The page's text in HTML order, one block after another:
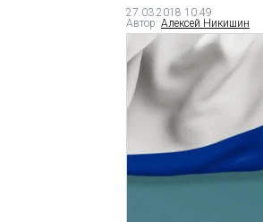
27.03.2018 10:49
Автор: Алексей Никишин